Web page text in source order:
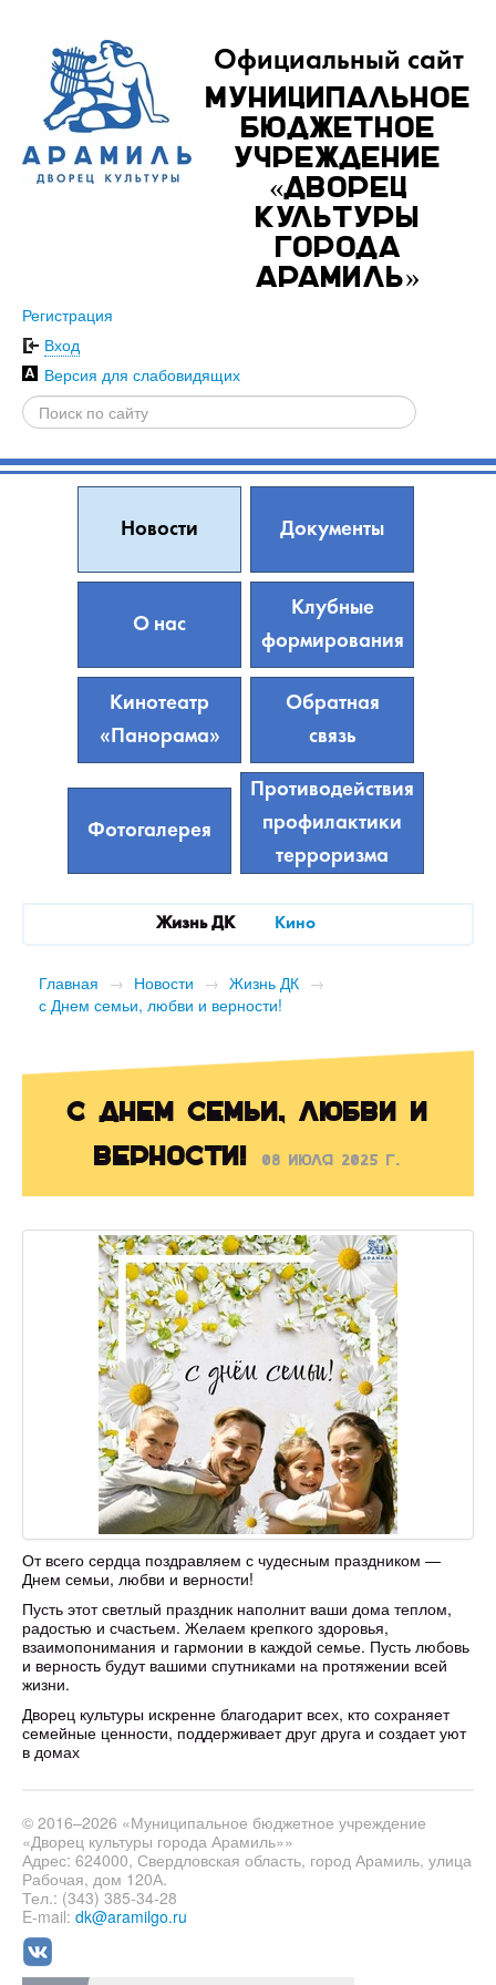
Официальный сайт
Муниципальное
бюджетное
учреждение
«Дворец
культуры
города
Арамиль»
Регистрация
Вход
Версия для слабовидящих
Новости Документы
О нас
Клубные
формирования
Кинотеатр
«Панорама»
Обратная
связь
Фотогалерея
Противодействия
профилактики
терроризма
Жизнь ДК Кино
Главная → Новости → Жизнь ДК →
с Днем семьи, любви и верности!
с Днем семьи, любви и
верности!
08 июля 2025 г.
От всего сердца поздравляем с чудесным праздником —
Днем семьи, любви и верности!
Пусть этот светлый праздник наполнит ваши дома теплом,
радостью и счастьем. Желаем крепкого здоровья,
взаимопонимания и гармонии в каждой семье. Пусть любовь
и верность будут вашими спутниками на протяжении всей
жизни.
Дворец культуры искренне благодарит всех, кто сохраняет
семейные ценности, поддерживает друг друга и создает уют
в домах
© 2016–2026 «Муниципальное бюджетное учреждение
«Дворец культуры города Арамиль»»
Адрес: 624000, Свердловская область, город Арамиль, улица
Рабочая, дом 120А.
Тел.: (343) 385-34-28
E-mail: dk@aramilgo.ru